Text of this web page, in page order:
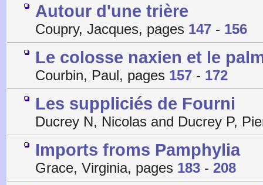
Autour d'une trière
Coupry, Jacques, pages 147 - 156
Le colosse naxien et le
Courbin, Paul, pages 157 - 172
Les suppliciés de Fourni
Ducrey N, Nicolas and Ducrey P,
Imports froms Pamphylia
Grace, Virginia, pages 183 - 208